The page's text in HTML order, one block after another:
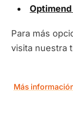
Para más
visita nuestra
Más